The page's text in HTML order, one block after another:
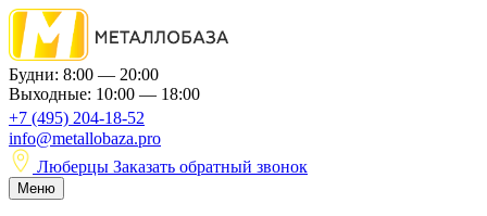
Будни: 8:00 — 20:00
Выходные: 10:00 — 18:00
+7 (495) 204-18-52
info@metallobaza.pro
Люберцы Заказать обратный звонок
Меню